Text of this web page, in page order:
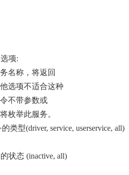
项:
称，将返回
项不适合这种
不带参数或
举此服务。
型(driver, service, userservice, all)
状态 (inactive, all)